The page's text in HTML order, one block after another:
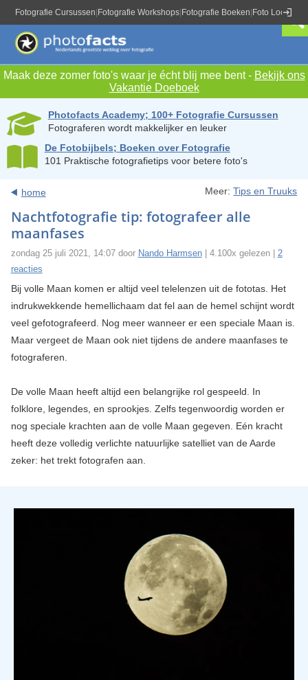
Fotografie Cursussen Fotografie Workshops Fotografie Boeken Foto Locaties
Maak deze zomer foto's waar je écht blij mee bent - Bekijk ons
Vakantie Doeboek
Photofacts Academy; 100+ Fotografie Cursussen
Fotograferen wordt makkelijker en leuker
De Fotobijbels; Boeken over Fotografie
101 Praktische fotografietips voor betere foto's
home Meer:Tips en Truuks
Nachtfotografie tip: fotografeer alle
maanfases
zondag 25 juli 2021, 14:07 door Nando Harmsen| 4.100x gelezen | 2
reacties
Bij volle Maan komen er altijd veel telelenzen uit de fototas. Het
indrukwekkende hemellichaam dat fel aan de hemel schijnt wordt
veel gefotografeerd. Nog meer wanneer er een speciale Maan is.
Maar vergeet de Maan ook niet tijdens de andere maanfases te
fotograferen.
De volle Maan heeft altijd een belangrijke rol gespeeld. In
folklore, legendes, en sprookjes. Zelfs tegenwoordig worden er
nog speciale krachten aan de volle Maan gegeven. Eén kracht
heeft deze volledig verlichte natuurlijke satelliet van de Aarde
zeker: het trekt fotografen aan.